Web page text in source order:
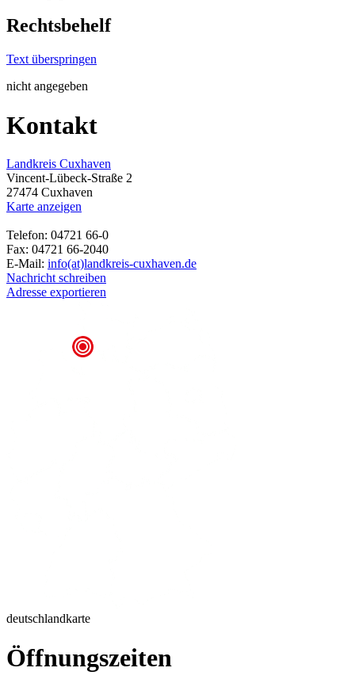
Rechtsbehelf
Text überspringen
nicht angegeben
Kontakt
Landkreis Cuxhaven
Vincent-Lübeck-Straße 2
27474 Cuxhaven
Karte anzeigen
Telefon: 04721 66-0
Fax: 04721 66-2040
E-Mail: info(at)landkreis-cuxhaven.de
Nachricht schreiben
Adresse exportieren
deutschlandkarte
Öffnungszeiten